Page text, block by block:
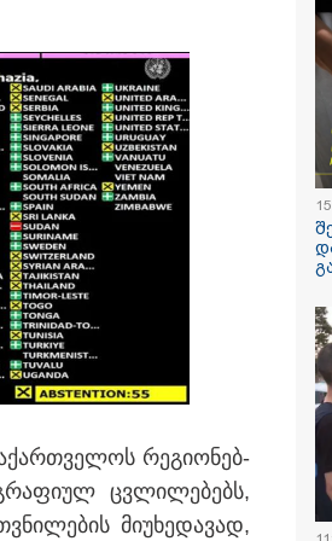
რუსი
მიერ
წვეულება:
14:09 / 06-08-
ეროვნული
რომელიც
მოიცავს
- ბუდაპეშტი
ლარიდან
თბილისი -
ლარიდან
რე­გი­ო­ნებ­
ცვლი­ლე­ბებს,
მი­უ­ხე­და­ვად,